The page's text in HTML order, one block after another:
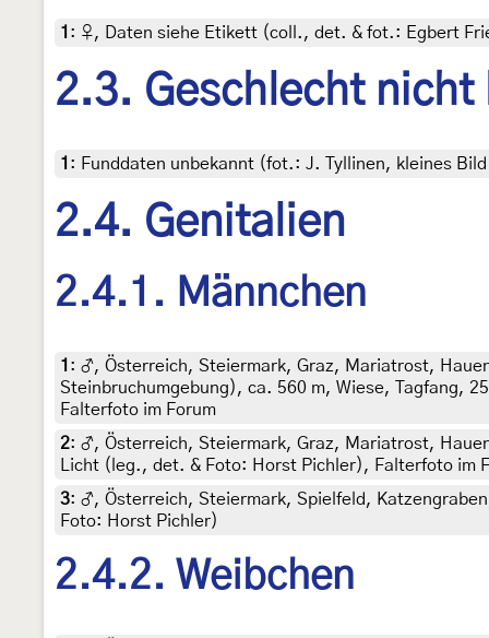
1 : ♀, Daten siehe Etikett (coll., det. & fot.: Egbert
2.3. Geschlecht nicht
1 : Funddaten unbekannt (fot.: J. Tyllinen, kleines
2.4. Genitalien
2.4.1. Männchen
1 : ♂, Österreich, Steiermark, Graz, Mariatrost,
Steinbruchumgebung), ca. 560 m, Wiese, Tagfang,
Falterfoto im Forum
2: ♂, Österreich, Steiermark, Graz, Mariatrost,
Licht (leg., det. & Foto: Horst Pichler), Falterfoto im
3: ♂, Österreich, Steiermark, Spielfeld,
Foto: Horst Pichler)
2.4.2. Weibchen